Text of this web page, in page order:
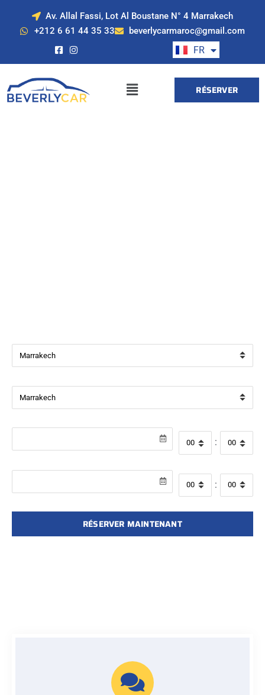
Av. Allal Fassi, Lot Al Boustane N° 4 Marrakech
+212 6 61 44 35 33
beverlycarmaroc@gmail.com
FR
EN
ES
DE
RÉSERVER
:
:
RÉSERVER MAINTENANT